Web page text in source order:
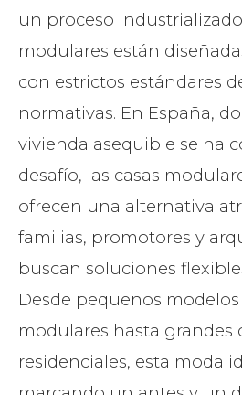
un proceso
modulares están
con estrictos estándares
normativas. En España,
vivienda asequible se ha
desafío, las casas
ofrecen una alternativa
familias, promotores y
buscan soluciones
Desde pequeños modelos
modulares hasta grandes
residenciales, esta